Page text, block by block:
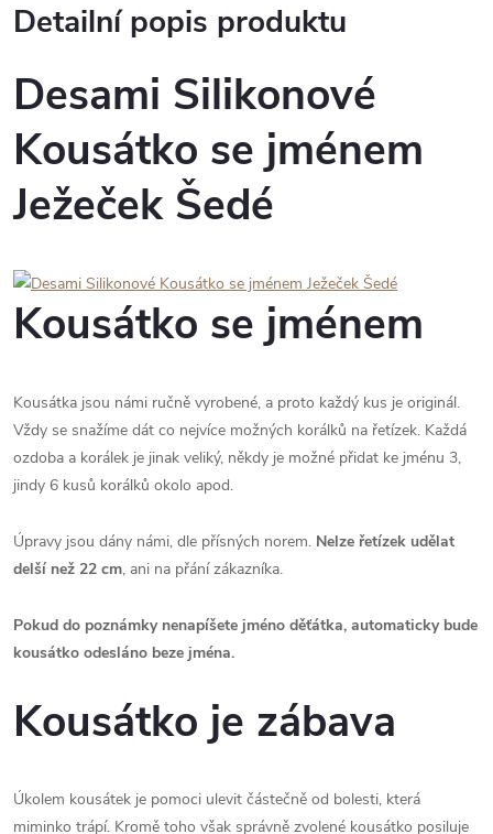
Detailní popis produktu
Desami Silikonové
Kousátko se jménem
Ježeček Šedé
Kousátko se jménem
Kousátka jsou námi ručně vyrobené, a proto každý kus je originál.
Vždy se snažíme dát co nejvíce možných korálků na řetízek. Každá
ozdoba a korálek je jinak veliký, někdy je možné přidat ke jménu 3,
jindy 6 kusů korálků okolo apod.
Úpravy jsou dány námi, dle přísných norem. Nelze řetízek udělat
delší než 22 cm, ani na přání zákazníka.
Pokud do poznámky nenapíšete jméno děťátka, automaticky bude
kousátko odesláno beze jména.
Kousátko je zábava
Úkolem kousátek je pomoci ulevit částečně od bolesti, která
miminko trápí. Kromě toho však správně zvolené kousátko posiluje